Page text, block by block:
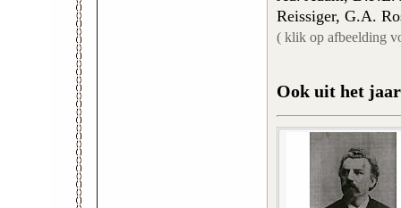
Reissiger, G.A.
( klik op afbeelding
Ook uit het